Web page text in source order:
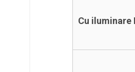
Cu iluminare